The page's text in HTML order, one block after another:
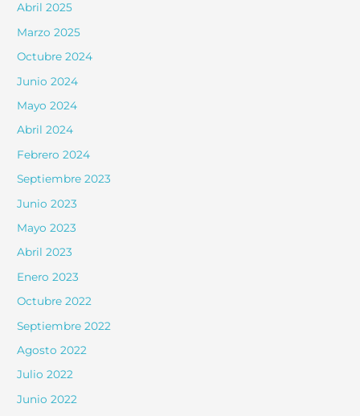
Abril 2025
Marzo 2025
Octubre 2024
Junio 2024
Mayo 2024
Abril 2024
Febrero 2024
Septiembre 2023
Junio 2023
Mayo 2023
Abril 2023
Enero 2023
Octubre 2022
Septiembre 2022
Agosto 2022
Julio 2022
Junio 2022